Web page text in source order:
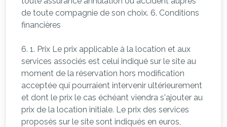
6. 1. Prix Le prix applicable à la location et aux
services associés est celui indiqué sur le site au
moment de la réservation hors modification
acceptée qui pourraient intervenir ultérieurement
et dont le prix le cas échéant viendra s'ajouter au
prix de la location initiale. Le prix des services
proposés sur le site sont indiqués en euros,